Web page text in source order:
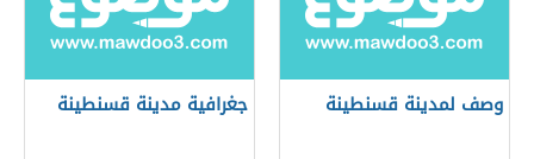
وصف لمدينة قسنطينة جغرافية مدينة قسنطينة